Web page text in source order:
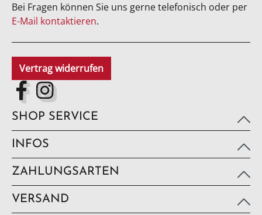
Bei Fragen können Sie uns gerne telefonisch oder per
E-Mail kontaktieren.
Vertrag widerrufen
SHOP SERVICE
INFOS
ZAHLUNGSARTEN
VERSAND